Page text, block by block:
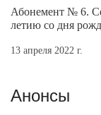
Абонемент № 6.
летию со дня
13 апреля 2022 г.
Анонсы